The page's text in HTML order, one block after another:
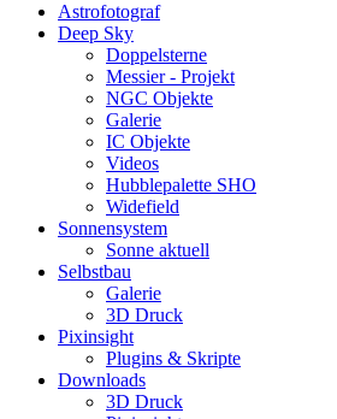
Astrofotograf
Deep Sky
Doppelsterne
Messier - Projekt
NGC Objekte
Galerie
IC Objekte
Videos
Hubblepalette SHO
Widefield
Sonnensystem
Sonne aktuell
Selbstbau
Galerie
3D Druck
Pixinsight
Plugins & Skripte
Downloads
3D Druck